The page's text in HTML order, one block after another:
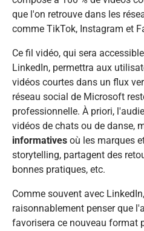
que l'on retrouve dans les
comme TikTok, Instagram et
Ce fil vidéo, qui sera
LinkedIn, permettra aux
vidéos courtes dans un flux
réseau social de Microsoft
professionnelle. À priori,
vidéos de chats ou de danse,
informatives où les marques
storytelling, partagent des
bonnes pratiques, etc.
Comme souvent avec
raisonnablement penser que
favorisera ce nouveau format